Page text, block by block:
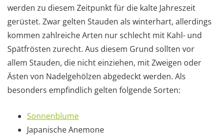
werden zu diesem Zeitpunkt für die kalte Jahreszeit
gerüstet. Zwar gelten Stauden als winterhart, allerdings
kommen zahlreiche Arten nur schlecht mit Kahl- und
Spätfrösten zurecht. Aus diesem Grund sollten vor
allem Stauden, die nicht einziehen, mit Zweigen oder
Ästen von Nadelgehölzen abgedeckt werden. Als
besonders empfindlich gelten folgende Sorten:
Sonnenblume
Japanische Anemone